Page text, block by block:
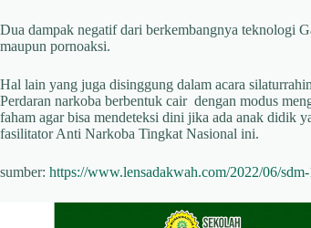
Dua dampak negatif dari berkembangnya teknologi
maupun pornoaksi.
Hal lain yang juga disinggung dalam acara
Perdaran narkoba berbentuk cair dengan modus
faham agar bisa mendeteksi dini jika ada anak didik
fasilitator Anti Narkoba Tingkat Nasional ini.
sumber: https://www.lensadakwah.com/2022/06/